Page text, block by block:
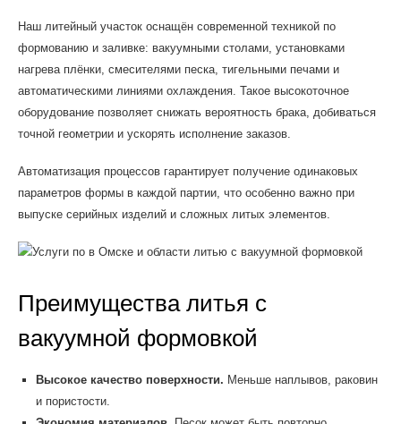
Наш литейный участок оснащён современной техникой по
формованию и заливке: вакуумными столами, установками
нагрева плёнки, смесителями песка, тигельными печами и
автоматическими линиями охлаждения. Такое высокоточное
оборудование позволяет снижать вероятность брака, добиваться
точной геометрии и ускорять исполнение заказов.
Автоматизация процессов гарантирует получение одинаковых
параметров формы в каждой партии, что особенно важно при
выпуске серийных изделий и сложных литых элементов.
Преимущества литья с
вакуумной формовкой
Высокое качество поверхности. Меньше наплывов, раковин
и пористости.